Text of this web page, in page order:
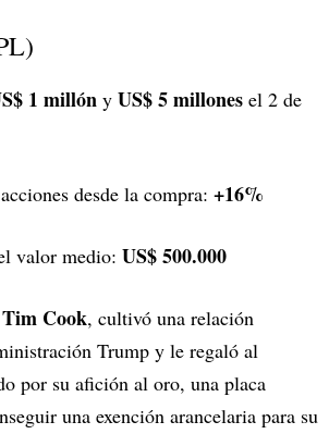
1 millón y US$ 5 millones el 2 de
desde la compra: +16%
valor medio: US$ 500.000
Tim Cook, cultivó una relación
Trump y le regaló al
por su afición al oro, una placa
una exención arancelaria para su